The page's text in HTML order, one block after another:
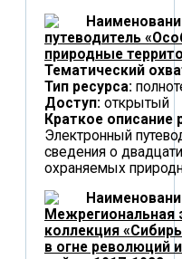
путеводитель
природные
Тематический
Тип ресурса:
Доступ: открытый
Краткое описание
Электронный
сведения о
охраняемых
Межрегиональная
коллекция
в огне революций